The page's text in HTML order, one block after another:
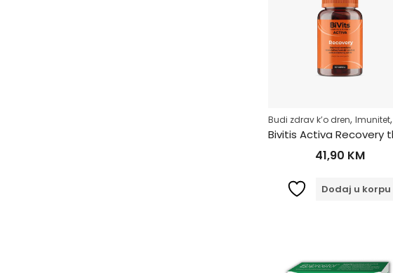
Budi zdrav k’o dren, Imunitet,
41,90 KM
Dodaj u korpu